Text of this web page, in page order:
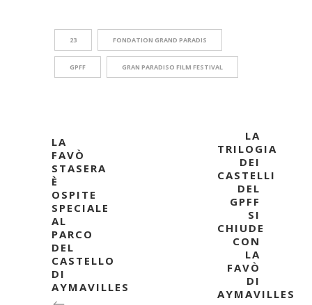
23 FONDATION GRAND PARADIS
GPFF GRAN PARADISO FILM FESTIVAL
LA
FAVÒ
STASERA
È
OSPITE
SPECIALE
AL
PARCO
DEL
CASTELLO
DI
AYMAVILLES
LA
TRILOGIA
DEI
CASTELLI
DEL
GPFF
SI
CHIUDE
CON
LA
FAVÒ
DI
AYMAVILLES